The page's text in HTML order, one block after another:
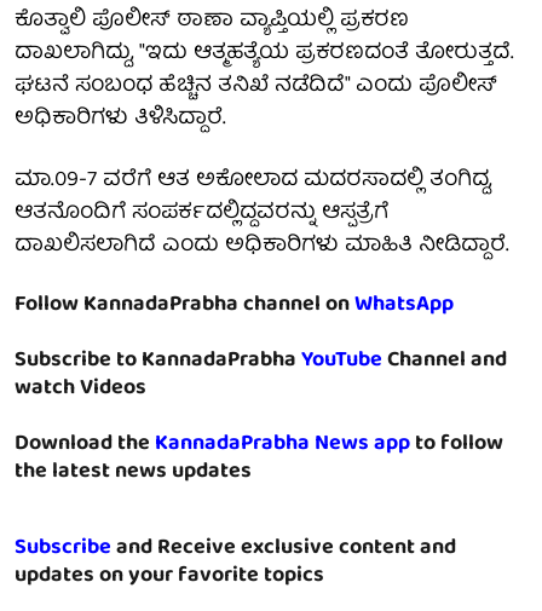
ಕೊತ್ವಾಲಿ ಪೊಲೀಸ್ ಠಾಣಾ ವ್ಯಾಪ್ತಿಯಲ್ಲಿ ಪ್ರಕರಣ
ದಾಖಲಾಗಿದ್ದು, "ಇದು ಆತ್ಮಹತ್ಯೆಯ ಪ್ರಕರಣದಂತೆ ತೋರುತ್ತದೆ.
ಘಟನೆ ಸಂಬಂಧ ಹೆಚ್ಚಿನ ತನಿಖೆ ನಡೆದಿದೆ" ಎಂದು ಪೊಲೀಸ್
ಅಧಿಕಾರಿಗಳು ತಿಳಿಸಿದ್ದಾರೆ.
ಮಾ.09-7 ವರೆಗೆ ಆತ ಅಕೋಲಾದ ಮದರಸಾದಲ್ಲಿ ತಂಗಿದ್ದ,
ಆತನೊಂದಿಗೆ ಸಂಪರ್ಕದಲ್ಲಿದ್ದವರನ್ನು ಆಸ್ಪತ್ರೆಗೆ
ದಾಖಲಿಸಲಾಗಿದೆ ಎಂದು ಅಧಿಕಾರಿಗಳು ಮಾಹಿತಿ ನೀಡಿದ್ದಾರೆ.
Follow KannadaPrabha channel onWhatsApp
Subscribe to KannadaPrabhaYouTubeChannel and
watch Videos
Download theKannadaPrabha News appto follow
the latest news updates
Subscribeand Receive exclusive content and
updates on your favorite topics